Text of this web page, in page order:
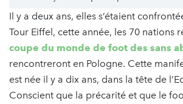
Il y a deux ans, elles s’étaient
Tour Eiffel, cette année, les 70 nations
coupe du monde de foot des sans
rencontreront en Pologne. Cette
est née il y a dix ans, dans la tête de
Conscient que la précarité et que le